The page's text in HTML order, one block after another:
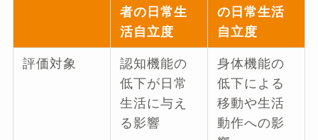
者の日常生
活自立度
の日常生活
自立度
評価対象
認知機能の
低下が日常
生活に与え
る影響
身体機能の
低下による
移動や生活
動作への影